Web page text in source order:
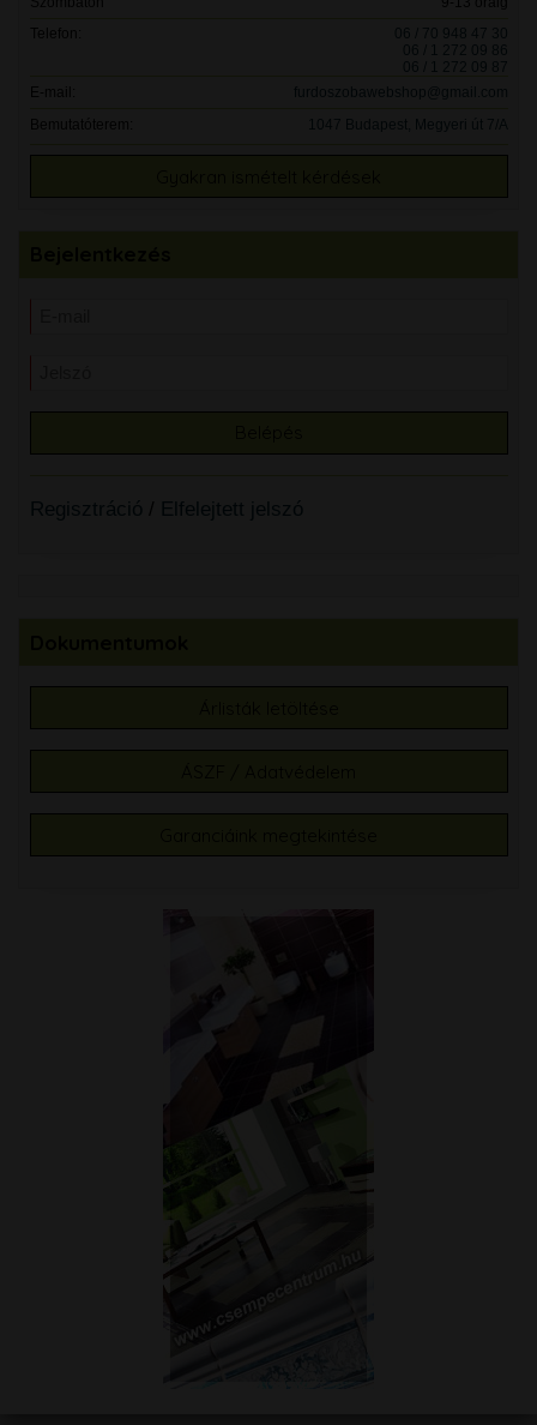
Telefon:
06 / 70 948 47 30
06 / 1 272 09 86
06 / 1 272 09 87
furdoszobawebshop@gmail.com
Bemutatóterem:
1047 Budapest, Megyeri út 7/A
Regisztráció / Elfelejtett jelszó